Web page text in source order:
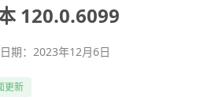
120.0.6099
期：2023年12月6日
更新